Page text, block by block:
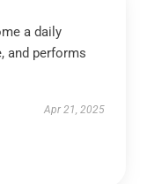
a daily
and performs
Apr 21, 2025